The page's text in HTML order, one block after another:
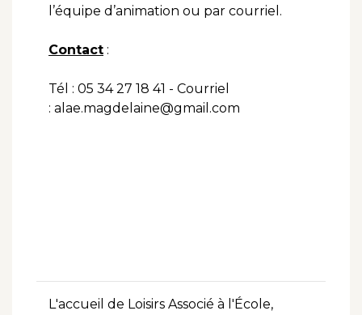
l’équipe d’animation ou par courriel.
Contact :
Tél : 05 34 27 18 41 - Courriel
: alae.magdelaine@gmail.com
L'accueil de Loisirs Associé à l'École,